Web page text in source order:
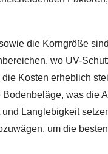
die Korngröße
wo UV-
Kosten erheblich
was die
Langlebigkeit
um die